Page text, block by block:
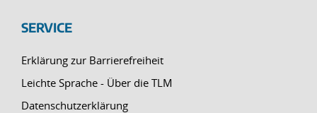
SERVICE
Erklärung zur Barrierefreiheit
Leichte Sprache - Über die TLM
Datenschutzerklärung